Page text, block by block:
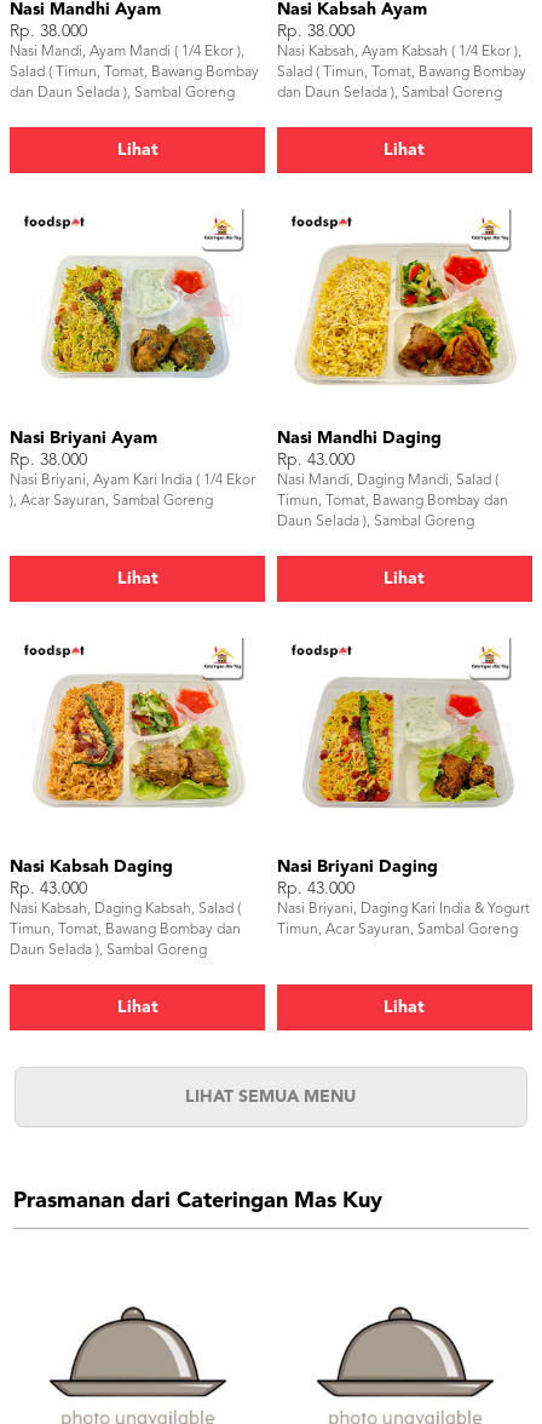
Nasi Mandhi Ayam
Rp. 38.000
Nasi Mandi, Ayam Mandi ( 1/4 Ekor ),
Salad ( Timun, Tomat, Bawang Bombay
dan Daun Selada ), Sambal Goreng
Lihat
Nasi Kabsah Ayam
Rp. 38.000
Nasi Kabsah, Ayam Kabsah ( 1/4 Ekor ),
Salad ( Timun, Tomat, Bawang Bombay
dan Daun Selada ), Sambal Goreng
Lihat
Nasi Briyani Ayam
Rp. 38.000
Nasi Briyani, Ayam Kari India ( 1/4 Ekor
), Acar Sayuran, Sambal Goreng
Lihat
Nasi Mandhi Daging
Rp. 43.000
Nasi Mandi, Daging Mandi, Salad (
Timun, Tomat, Bawang Bombay dan
Daun Selada ), Sambal Goreng
Lihat
Nasi Kabsah Daging
Rp. 43.000
Nasi Kabsah, Daging Kabsah, Salad (
Timun, Tomat, Bawang Bombay dan
Daun Selada ), Sambal Goreng
Lihat
Nasi Briyani Daging
Rp. 43.000
Nasi Briyani, Daging Kari India & Yogurt
Timun, Acar Sayuran, Sambal Goreng
Lihat
LIHAT SEMUA MENU
Prasmanan dari Cateringan Mas Kuy